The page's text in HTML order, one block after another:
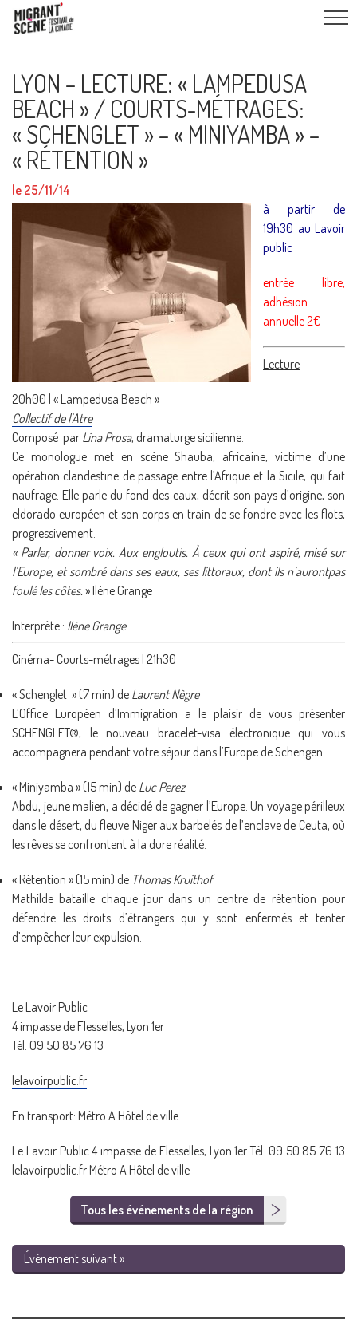
LYON – LECTURE: « LAMPEDUSA
BEACH » / COURTS-MÉTRAGES:
« SCHENGLET » – « MINIYAMBA » –
« RÉTENTION »
le 25/11/14
à partir de
19h30 au Lavoir
public
entrée libre,
adhésion
annuelle 2€
Lecture
20h00 | « Lampedusa Beach »
Collectif de l’Atre
Composé par Lina Prosa, dramaturge sicilienne.
Ce monologue met en scène Shauba, africaine, victime d’une
opération clandestine de passage entre l’Afrique et la Sicile, qui fait
naufrage. Elle parle du fond des eaux, décrit son pays d’origine, son
eldorado européen et son corps en train de se fondre avec les flots,
progressivement.
« Parler, donner voix. Aux engloutis. À ceux qui ont aspiré, misé sur
l’Europe, et sombré dans ses eaux, ses littoraux, dont ils n’aurontpas
foulé les côtes.» Ilène Grange
Interprète : Ilène Grange
Cinéma- Courts-métrages | 21h30
« Schenglet » (7 min) de Laurent Nègre
L’Office Européen d’Immigration a le plaisir de vous présenter
SCHENGLET®, le nouveau bracelet-visa électronique qui vous
accompagnera pendant votre séjour dans l’Europe de Schengen.
« Miniyamba » (15 min) de Luc Perez
Abdu, jeune malien, a décidé de gagner l’Europe. Un voyage périlleux
dans le désert, du fleuve Niger aux barbelés de l’enclave de Ceuta, où
les rêves se confrontent à la dure réalité.
« Rétention » (15 min) de Thomas Kruithof
Mathilde bataille chaque jour dans un centre de rétention pour
défendre les droits d’étrangers qui y sont enfermés et tenter
d’empêcher leur expulsion.
Le Lavoir Public
4 impasse de Flesselles, Lyon 1er
Tél. 09 50 85 76 13
lelavoirpublic.fr
En transport: Métro A Hôtel de ville
Le Lavoir Public 4 impasse de Flesselles, Lyon 1er Tél. 09 50 85 76 13
lelavoirpublic.fr Métro A Hôtel de ville
Tous les événements de la région
Événement suivant »